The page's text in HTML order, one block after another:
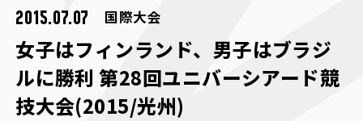
2015.07.07 国際大会
女子はフィンランド、男子はブラジ
ルに勝利 第28回ユニバーシアード競
技大会(2015/光州)